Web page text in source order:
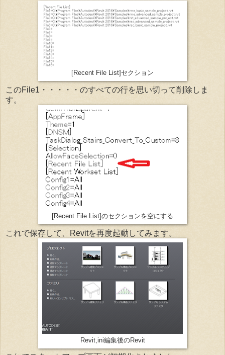
[Recent File List]セクション
このFile1・・・・・のすべての行を思い切って削除しま
す。
[Recent File List]のセクションを空にする
これで保存して、Revitを再度起動してみます。
Revit,ini編集後のRevit